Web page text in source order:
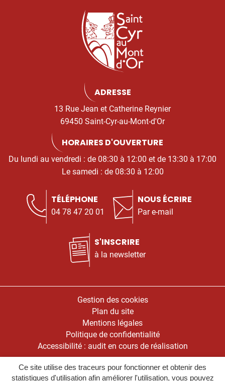
Ce site utilise des traceurs pour fonctionner et obtenir des
statistiques d'utilisation afin améliorer l'utilisation, vous pouvez
ADRESSE
13 Rue Jean et Catherine Reynier
69450 Saint-Cyr-au-Mont-d'Or
HORAIRES D'OUVERTURE
Du lundi au vendredi : de 08:30 à 12:00 et de 13:30 à 17:00
Le samedi : de 08:30 à 12:00
TÉLÉPHONE
04 78 47 20 01
NOUS ÉCRIRE
Par e-mail
S'INSCRIRE
à la newsletter
Gestion des cookies
Plan du site
Mentions légales
Politique de confidentialité
Accessibilité : audit en cours de réalisation
Site réalisé parInovagora (ouverture dans un